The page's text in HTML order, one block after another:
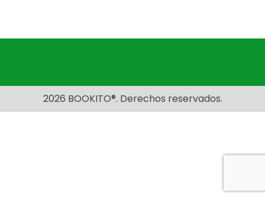
2026 BOOKITO®. Derechos reservados.